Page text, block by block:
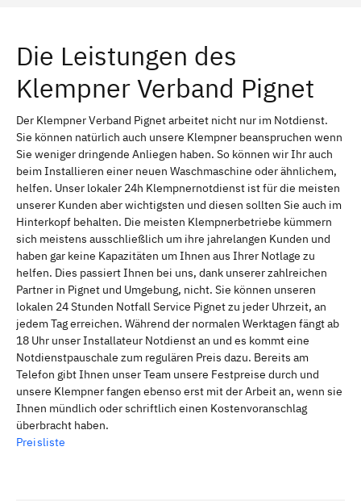
Die Leistungen des
Klempner Verband Pignet
Der Klempner Verband Pignet arbeitet nicht nur im Notdienst.
Sie können natürlich auch unsere Klempner beanspruchen wenn
Sie weniger dringende Anliegen haben. So können wir Ihr auch
beim Installieren einer neuen Waschmaschine oder ähnlichem,
helfen. Unser lokaler 24h Klempnernotdienst ist für die meisten
unserer Kunden aber wichtigsten und diesen sollten Sie auch im
Hinterkopf behalten. Die meisten Klempnerbetriebe kümmern
sich meistens ausschließlich um ihre jahrelangen Kunden und
haben gar keine Kapazitäten um Ihnen aus Ihrer Notlage zu
helfen. Dies passiert Ihnen bei uns, dank unserer zahlreichen
Partner in Pignet und Umgebung, nicht. Sie können unseren
lokalen 24 Stunden Notfall Service Pignet zu jeder Uhrzeit, an
jedem Tag erreichen. Während der normalen Werktagen fängt ab
18 Uhr unser Installateur Notdienst an und es kommt eine
Notdienstpauschale zum regulären Preis dazu. Bereits am
Telefon gibt Ihnen unser Team unsere Festpreise durch und
unsere Klempner fangen ebenso erst mit der Arbeit an, wenn sie
Ihnen mündlich oder schriftlich einen Kostenvoranschlag
überbracht haben.
Preisliste